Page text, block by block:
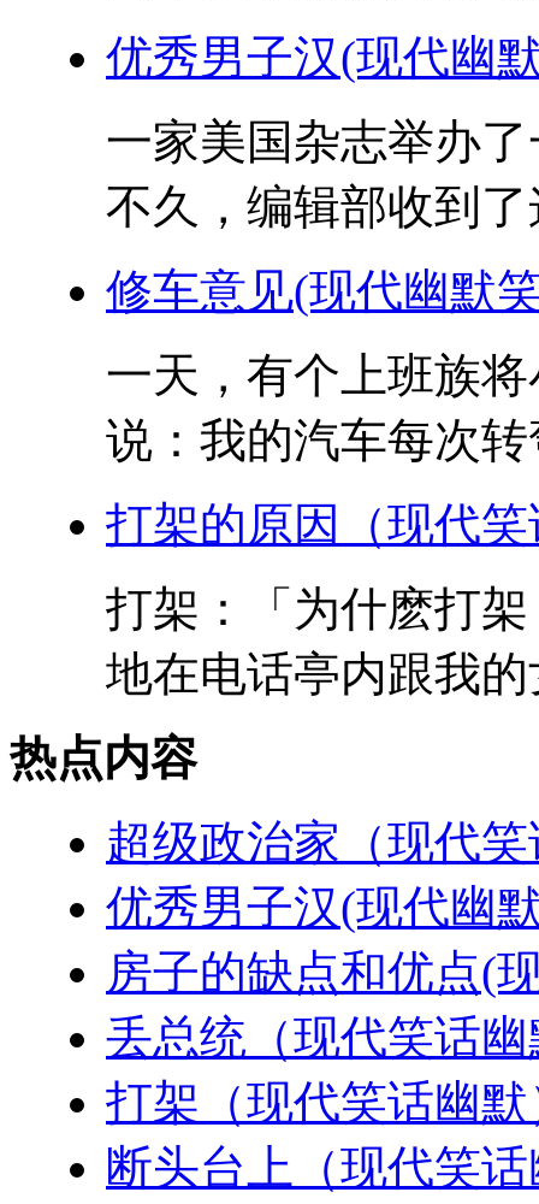
优秀男子汉(现代幽
一家美国杂志举办
不久，编辑部收到
修车意见(现代幽默
一天，有个上班族
说：我的汽车每次
打架的原因（现代
打架：「为什麽打
地在电话亭内跟我
热点内容
超级政治家（现代
优秀男子汉(现代幽
房子的缺点和优点(
丢总统（现代笑话
打架（现代笑话幽默
断头台上（现代笑